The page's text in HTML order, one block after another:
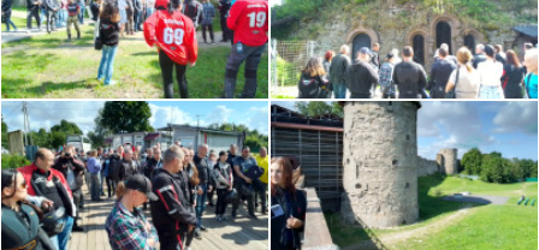
ОРГАНИЗАТОРЫ